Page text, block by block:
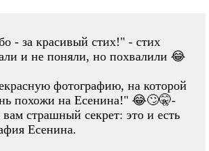
- за красивый стих!" - стих
и не поняли, но похвалили 😂
фотографию, на которой
похожи на Есенина!" 😂🙄🤫-
страшный секрет: это и есть
Есенина.